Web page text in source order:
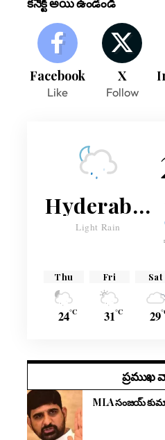
Facebook
Like
X
Follow
Hyderabad
Light Rain
Thu
24°C
Fri
31°C
Sat
29
ప్రముఖ
MLA సంజయ్